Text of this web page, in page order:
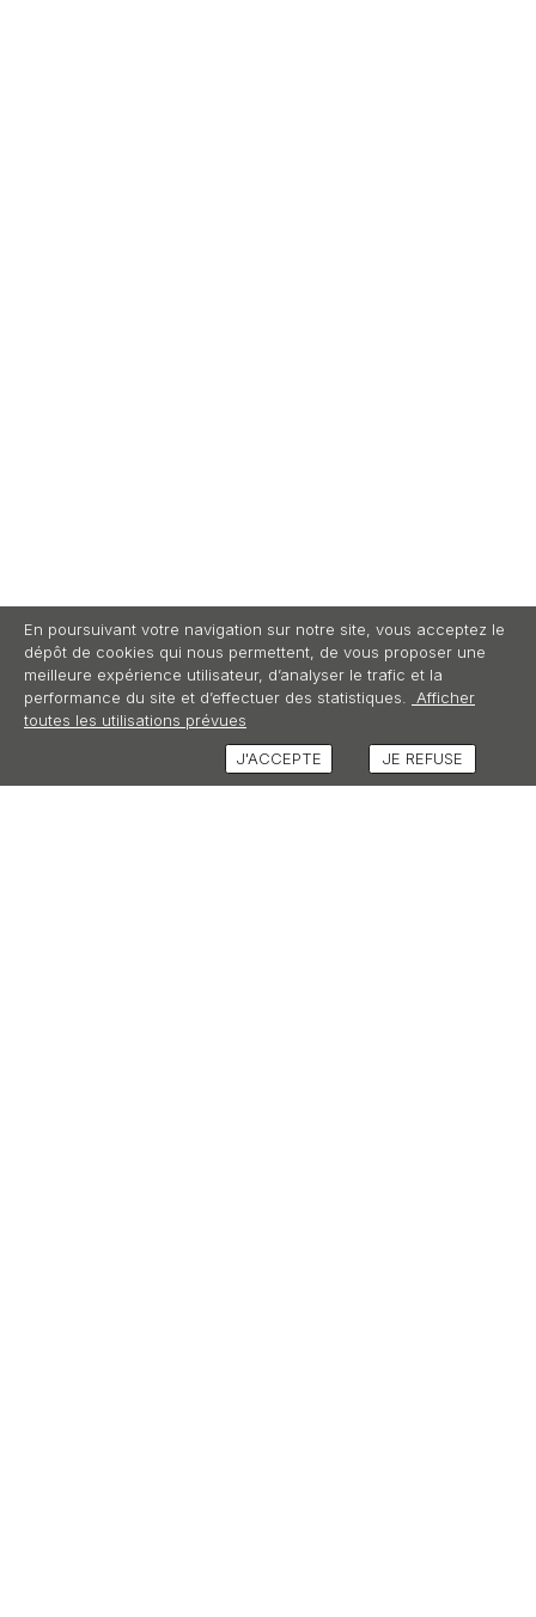
En poursuivant votre navigation sur notre site, vous acceptez le
dépôt de cookies qui nous permettent, de vous proposer une
meilleure expérience utilisateur, d’analyser le trafic et la
performance du site et d’effectuer des statistiques.
Afficher
toutes les utilisations prévues
J'ACCEPTE
JE REFUSE